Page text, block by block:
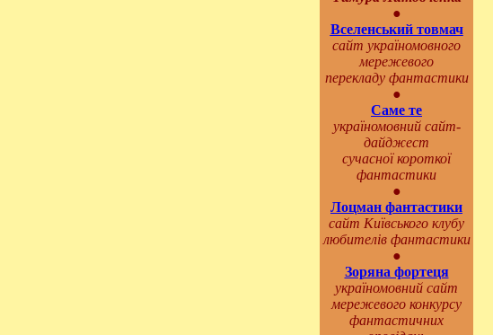
●
Вселенський товмач
сайт україномовного
мережевого
перекладу фантастики
●
Саме те
україномовний сайт-
дайджест
сучасної короткої
фантастики
●
Лоцман фантастики
сайт Київського клубу
любителів фантастики
●
Зоряна фортеця
україномовний сайт
мережевого конкурсу
фантастичних